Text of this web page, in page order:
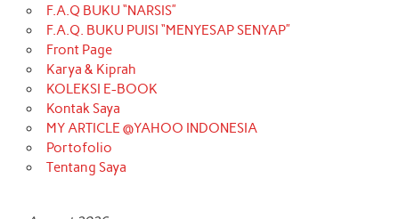
F.A.Q BUKU “NARSIS”
F.A.Q. BUKU PUISI “MENYESAP SENYAP”
Front Page
Karya & Kiprah
KOLEKSI E-BOOK
Kontak Saya
MY ARTICLE @YAHOO INDONESIA
Portofolio
Tentang Saya